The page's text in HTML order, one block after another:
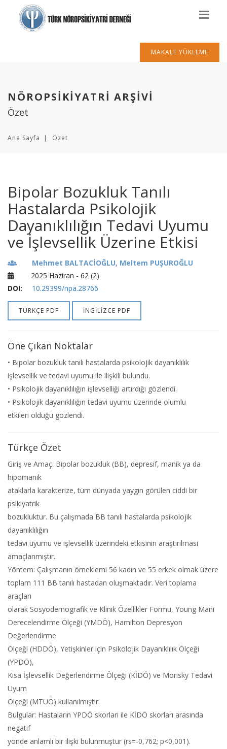
MAKALE YÜKLEME
NÖROPSİKİYATRİ ARŞİVİ
Özet
Ana Sayfa Özet
Bipolar Bozukluk Tanılı
Hastalarda Psikolojik
Dayanıklılığın Tedavi Uyumu
ve İşlevsellik Üzerine Etkisi
Mehmet BALTACİOĞLU, Meltem PUŞUROĞLU
2025 Haziran - 62 (2)
DOI:
10.29399/npa.28766
TÜRKÇE PDF İNGİLİZCE PDF
Öne Çıkan Noktalar
• Bipolar bozukluk tanılı hastalarda psikolojik dayanıklılık
işlevsellik ve tedavi uyumu ile ilişkili bulundu.
• Psikolojik dayanıklılığın işlevselliği artırdığı gözlendi.
• Psikolojik dayanıklılığın tedavi uyumu üzerinde olumlu
etkileri olduğu gözlendi.
Türkçe Özet
Giriş ve Amaç: Bipolar bozukluk (BB), depresif, manik ya da
hipomanik
ataklarla karakterize, tüm dünyada yaygın görülen ciddi bir
psikiyatrik
bozukluktur. Bu çalışmada BB tanılı hastalarda psikolojik
dayanıklılığın
tedavi uyumu ve işlevsellik üzerindeki etkisinin araştırılması
amaçlanmıştır.
Yöntem: Çalışmanın örneklemi 56 kadın ve 55 erkek olmak üzere
toplam 111 BB tanılı hastadan oluşmaktadır. Veri toplama
araçları
olarak Sosyodemografik ve Klinik Özellikler Formu, Young Mani
Derecelendirme Ölçeği (YMDÖ), Hamilton Depresyon
Değerlendirme
Ölçeği (HDDÖ), Yetişkinler için Psikolojik Dayanıklılık Ölçeği
(YPDÖ),
Kısa İşlevsellik Değerlendirme Ölçeği (KİDÖ) ve Morisky Tedavi
Uyum
Ölçeği (MTUÖ) kullanılmıştır.
Bulgular: Hastaların YPDÖ skorları ile KİDÖ skorları arasında
negatif
yönde anlamlı bir ilişki bulunmuştur (rs=-0,762; p<0,001).